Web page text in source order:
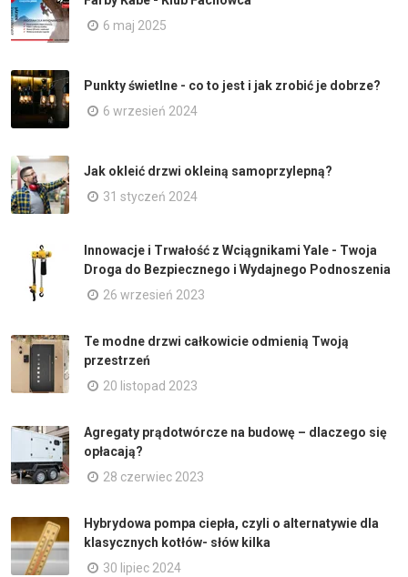
6 maj 2025
Punkty świetlne - co to jest i jak zrobić je dobrze?
6 wrzesień 2024
Jak okleić drzwi okleiną samoprzylepną?
31 styczeń 2024
Innowacje i Trwałość z Wciągnikami Yale - Twoja
Droga do Bezpiecznego i Wydajnego Podnoszenia
26 wrzesień 2023
Te modne drzwi całkowicie odmienią Twoją
przestrzeń
20 listopad 2023
Agregaty prądotwórcze na budowę – dlaczego się
opłacają?
28 czerwiec 2023
Hybrydowa pompa ciepła, czyli o alternatywie dla
klasycznych kotłów- słów kilka
30 lipiec 2024